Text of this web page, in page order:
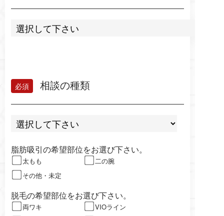
相談の種類
脂肪吸引の希望部位をお選び下さい。
太もも
二の腕
その他・未定
脱毛の希望部位をお選び下さい。
両ワキ
VIOライン